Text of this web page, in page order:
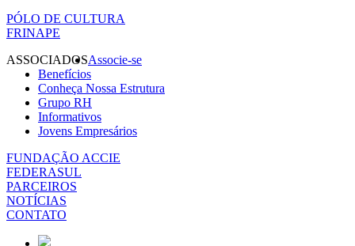
PÓLO DE CULTURA
FRINAPE
ASSOCIADOSAssocie-se
Benefícios
Conheça Nossa Estrutura
Grupo RH
Informativos
Jovens Empresários
FUNDAÇÃO ACCIE
FEDERASUL
PARCEIROS
NOTÍCIAS
CONTATO